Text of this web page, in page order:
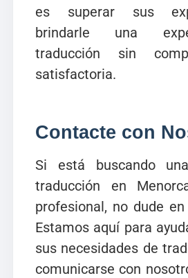
es superar sus
brindarle una
traducción sin
satisfactoria.
Contacte con
Si está buscando
traducción en
profesional, no dude
Estamos aquí para
sus necesidades de
comunicarse con